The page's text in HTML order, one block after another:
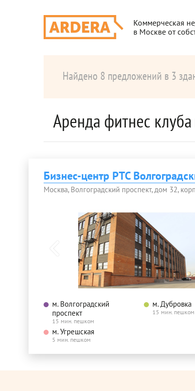
Коммерческая
в Москве от
Найдено 8 предложений в 3
Аренда фитнес
Бизнес-центр РТС
Москва, Волгоградский проспект, дом 32,
м. Волгоградский
проспект
15 мин. пешком
м. Дубровка
15 мин. пешком
м. Угрешская
5 мин. пешком